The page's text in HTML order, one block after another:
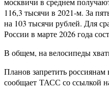
116,3 тысячи в 2021-м. За
на 103 тысячи рублей. Для
России в марте 2026 года
В общем, на велосипеды
Планов запретить
сообщает ТАСС со ссылкой